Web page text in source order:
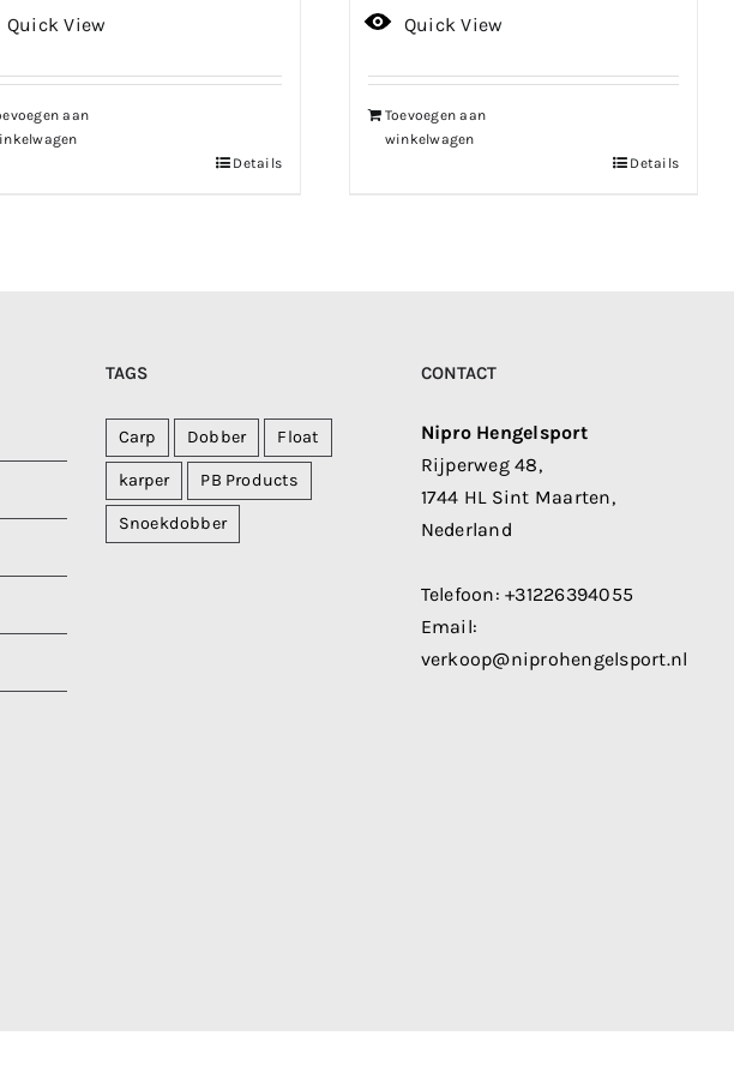
Quick View
aan
Details
prijs
€229.99.€183.99.
Quick View
Toevoegen aan
winkelwagen
Details
TAGS
Carp Dobber Float
karper PB Products
Snoekdobber
CONTACT
Nipro Hengelsport
Rijperweg 48,
1744 HL Sint Maarten,
Nederland
Telefoon:+31226394055
Email:
verkoop@niprohengelsport.nl